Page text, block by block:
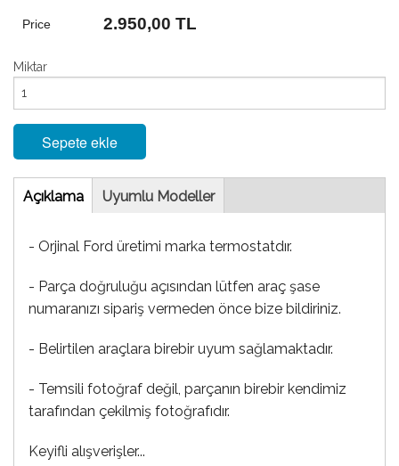
Price 2.950,00 TL
Miktar
Sepete ekle
Tab
Açıklama(etkinUyumlu Modeller
- Orjinal Ford üretimi marka termostatdır.
- Parça doğruluğu açısından lütfen araç şase
numaranızı sipariş vermeden önce bize bildiriniz.
- Belirtilen araçlara birebir uyum sağlamaktadır.
- Temsili fotoğraf değil, parçanın birebir kendimiz
tarafından çekilmiş fotoğrafıdır.
Keyifli alışverişler...